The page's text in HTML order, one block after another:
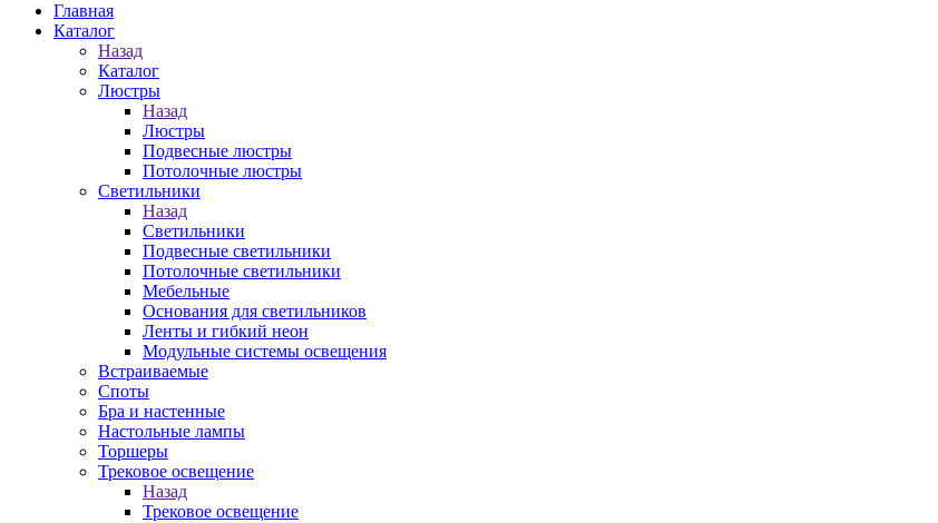
Главная
Каталог
Назад
Каталог
Люстры
Назад
Люстры
Подвесные люстры
Потолочные люстры
Светильники
Назад
Светильники
Подвесные светильники
Потолочные светильники
Мебельные
Основания для светильников
Ленты и гибкий неон
Модульные системы освещения
Встраиваемые
Споты
Бра и настенные
Настольные лампы
Торшеры
Трековое освещение
Назад
Трековое освещение